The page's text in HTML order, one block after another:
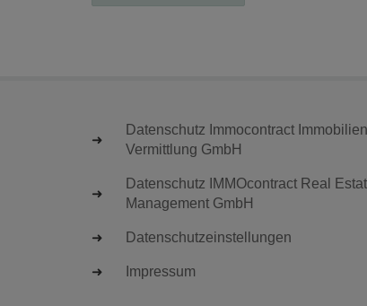
Datenschutz Immocontract Immobilien
Vermittlung GmbH
Datenschutz IMMOcontract Real
Management GmbH
Datenschutzeinstellungen
Impressum